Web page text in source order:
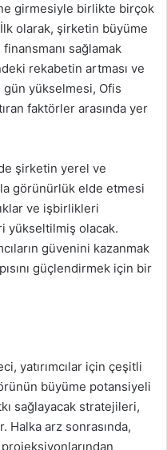
girmesiyle birlikte birçok
olarak, şirketin büyüme
sağlamak
rekabetin artması ve
gün yükselmesi, Ofis
faktörler arasında yer
şirketin yerel ve
görünürlük elde etmesi
ve işbirlikleri
yükseltilmiş olacak.
güvenini kazanmak
güçlendirmek için bir
yatırımcılar için çeşitli
büyüme potansiyeli
sağlayacak stratejileri,
Halka arz sonrasında,